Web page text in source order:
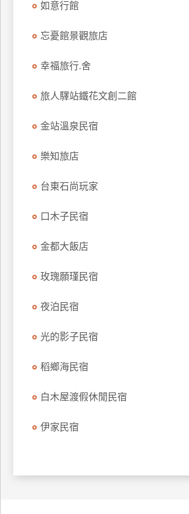
飯
如意行館
忘憂館景觀旅店
幸福旅行.舍
旅人驛站鐵花文創二館
金站溫泉民宿
樂知旅店
台東石尚玩家
口木子民宿
金都大飯店
玫瑰願瑾民宿
夜泊民宿
光的影子民宿
稻鄉海民宿
白木屋渡假休閒民宿
伊家民宿